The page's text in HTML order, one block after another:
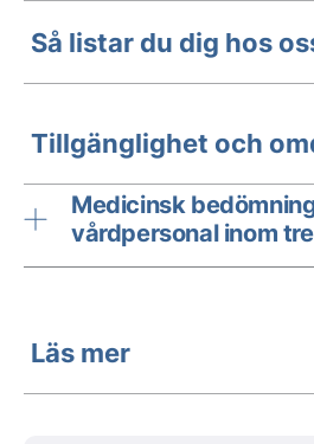
Så listar du dig hos
Tillgänglighet och
Medicinsk
vårdpersonal inom
Läs mer